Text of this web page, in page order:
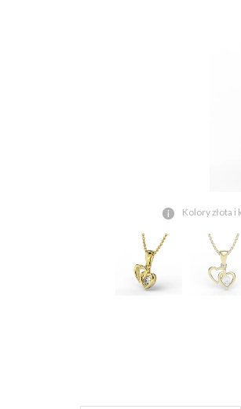
Kolory złota